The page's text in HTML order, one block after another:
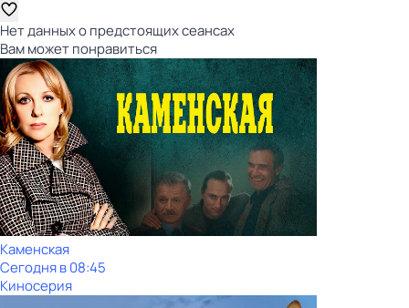
Нет данных о предстоящих сеансах
Вам может понравиться
Каменская
Сегодня в 08:45
Киносерия